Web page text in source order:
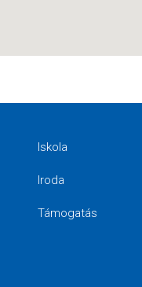
Iskola
Iroda
Támogatás